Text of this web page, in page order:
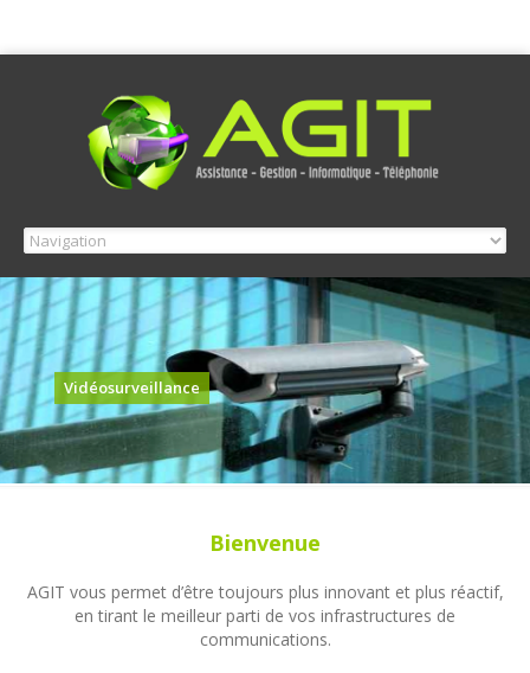
Vidéosurveillance
Bienvenue
AGIT vous permet d’être toujours plus innovant et plus réactif,
en tirant le meilleur parti de vos infrastructures de
communications.